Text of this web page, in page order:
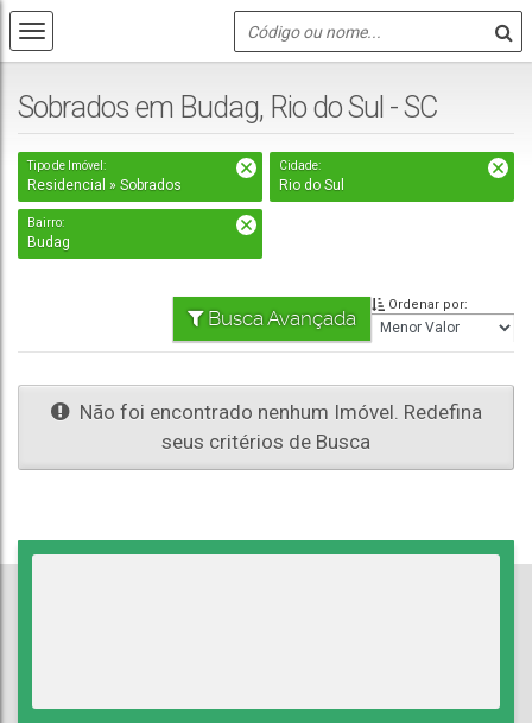
Sobrados em Budag, Rio do Sul - SC
Tipo de Imóvel:
Residencial » Sobrados
Cidade:
Rio do Sul
Bairro:
Budag
Busca Avançada
Ordenar por:
Não foi encontrado nenhum Imóvel. Redefina
seus critérios de Busca